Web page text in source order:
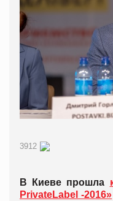
3912
В Киеве прошла
PrivateLabel -2016»